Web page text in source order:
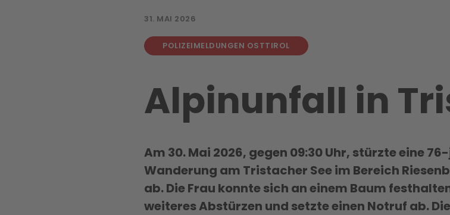
31. MAI 2026
POLIZEIMELDUNGEN OSTTIROL
Alpinunfall in
Am 30. Mai 2026, gegen 09:30 Uhr, stürzte eine
Wanderung am Tristacher See im Bereich
ab. Die Frau konnte sich an einem Baum
weiteres Abstürzen und setzte einen Notruf ab.